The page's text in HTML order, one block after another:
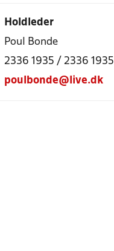
Holdleder
Poul Bonde
2336 1935 / 2336 1935
poulbonde@live.dk